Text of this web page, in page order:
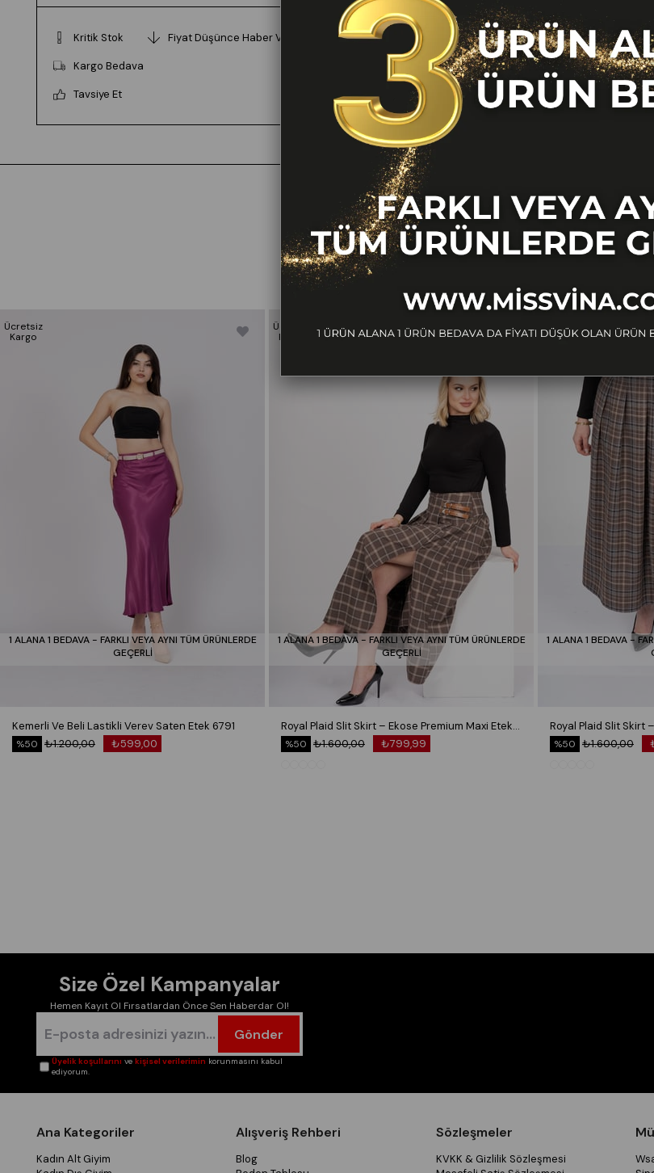
Daha rahat kalıp isteyenler bir beden büyük tercih
edebilir.
Kritik Stok Fiyat Düşünce Haber Ver
Kargo Bedava
Tavsiye Et
BENZER ÜRÜNLER
1 ALANA 1 BEDAVA - FARKLI VEYA AYNI TÜM ÜRÜNLERDE
GEÇERLİ
Kemerli Ve Beli Lastikli Verev Saten Etek 6791
₺599,00
₺1.200,00
%50
Ücretsiz
Kargo
1 ALANA 1 BEDAVA - FARKLI VEYA AYNI TÜM ÜRÜNLERDE
GEÇERLİ
Royal Plaid Slit Skirt – Ekose Premium Maxi Etek 6831
₺799,99
₺1.600,00
%50
Ücretsiz
Kargo
1 ALANA 1 BEDAVA -
₺1.600,00
%50
Ücretsiz
Kargo
Size Özel Kampanyalar
Hemen Kayıt Ol Fırsatlardan Önce Sen Haberdar Ol!
Gönder
Üyelik koşullarını vekişisel verilerimin korunmasını kabul
ediyorum.
Ana Kategoriler
Kadın Alt Giyim
Alışveriş Rehberi
Blog
Sözleşmeler
KVKK & Gizlilik Sözleşmesi